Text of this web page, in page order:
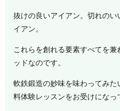
抜けの良いアイアン。切れの
イアン。
これらを創れる要素すべてを
ッドなのです。
軟鉄鍛造の妙味を味わってみ
料体験レッスンをお受けになっ